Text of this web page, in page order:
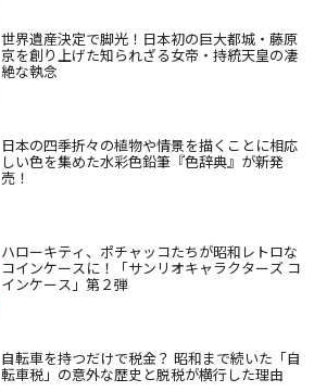
世界遺産決定で脚光！日本初の巨大都城・藤原
京を創り上げた知られざる女帝・持統天皇の凄
絶な執念
日本の四季折々の植物や情景を描くことに相応
しい色を集めた水彩色鉛筆『色辞典』が新発
売！
ハローキティ、ポチャッコたちが昭和レトロな
コインケースに！「サンリオキャラクターズ コ
インケース」第２弾
自転車を持つだけで税金？ 昭和まで続いた「自
転車税」の意外な歴史と脱税が横行した理由